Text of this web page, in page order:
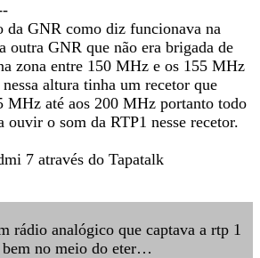
da GNR como diz funcionava na
outra GNR que não era brigada de
zona entre 150 MHz e os 155 MHz
altura tinha um recetor que
MHz até aos 200 MHz portanto todo
ouvir o som da RTP1 nesse recetor.
7 através do Tapatalk
rádio analógico que captava a rtp 1
no meio do eter…